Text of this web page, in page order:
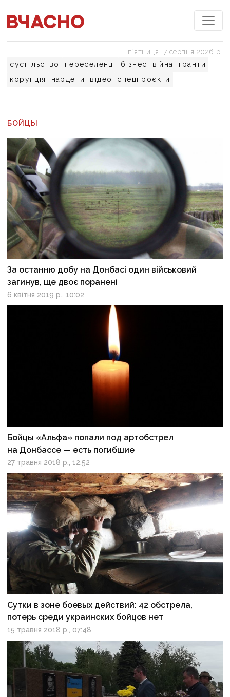
суспільство переселенці бізнес війна
гранти
корупція
нардепи відео спецпроєкти
пʼятниця, 7 серпня 2026 р.
БОЙЦЫ
За останню добу на Донбасі один військовий
загинув, ще двоє поранені
6 квітня 2019 р., 10:02
Бойцы «Альфа» попали под артобстрел
на Донбассе — есть погибшие
27 травня 2018 р., 12:52
Сутки в зоне боевых действий: 42 обстрела,
потерь среди украинских бойцов нет
15 травня 2018 р., 07:48